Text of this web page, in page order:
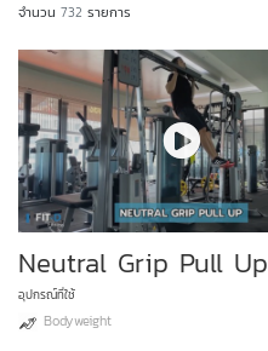
จำนวน 732 รายการ
Neutral Grip Pull Up
อุปกรณ์ที่ใช้
Bodyweight